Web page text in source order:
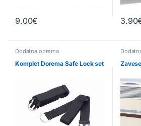
9.00€ 3.90
Dodatna oprema
Komplet Dorema Safe Lock set